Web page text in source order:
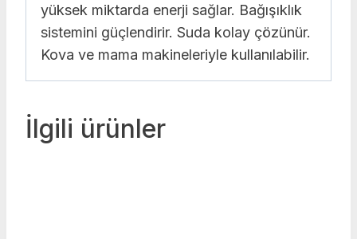
yüksek miktarda enerji sağlar. Bağışıklık
sistemini güçlendirir. Suda kolay çözünür.
Kova ve mama makineleriyle kullanılabilir.
İlgili ürünler